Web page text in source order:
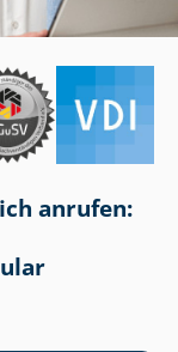
anrufen: